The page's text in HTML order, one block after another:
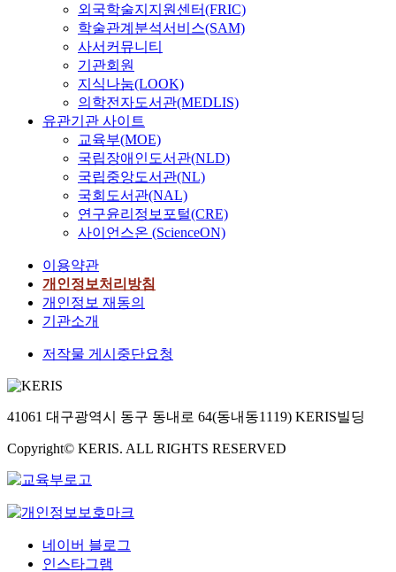
외국학술지지원센터(FRIC)
학술관계분석서비스(SAM)
사서커뮤니티
기관회원
지식나눔(LOOK)
의학전자도서관(MEDLIS)
유관기관 사이트
교육부(MOE)
국립장애인도서관(NLD)
국립중앙도서관(NL)
국회도서관(NAL)
연구윤리정보포털(CRE)
사이언스온 (ScienceON)
이용약관
개인정보처리방침
개인정보 재동의
기관소개
저작물 게시중단요청
41061 대구광역시 동구 동내로 64(동내동1119) KERIS빌딩
Copyright© KERIS. ALL RIGHTS RESERVED
네이버 블로그
인스타그램